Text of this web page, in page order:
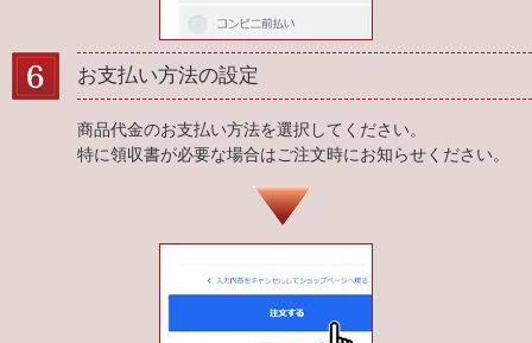
お支払い方法の設定
商品代金のお支払い方法を選択してください。
特に領収書が必要な場合はご注文時にお知らせください。